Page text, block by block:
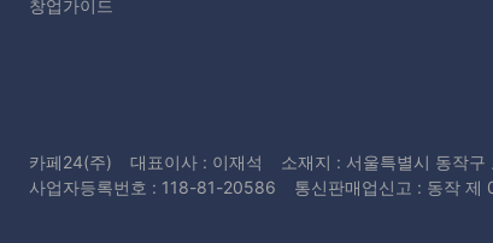
창업가이드
카페24(주) 대표이사 : 이재석 소재지 : 서울특별시 동작
사업자등록번호 : 118-81-20586
통신판매업신고 : 동작